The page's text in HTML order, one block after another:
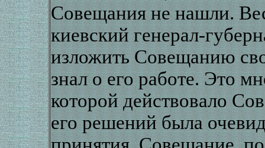
Совещания не нашли.
киевский генерал-
изложить Совещанию
знал о его работе. Это
которой действовало
его решений была